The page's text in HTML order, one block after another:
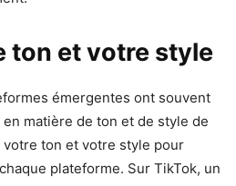
ton et votre style
émergentes ont souvent
matière de ton et de style de
ton et votre style pour
plateforme. Sur TikTok, un